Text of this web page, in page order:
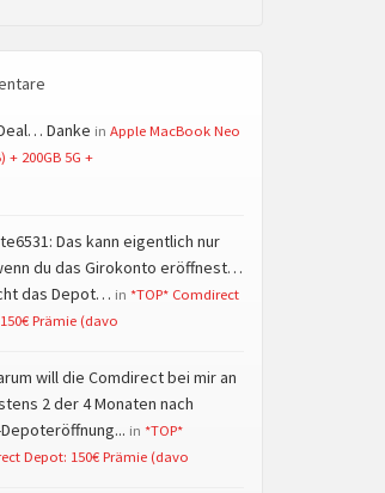
Danke in Apple MacBook Neo
+ 200GB 5G +
Das kann eigentlich nur
du das Girokonto eröffnest…
das Depot… in *TOP* Comdirect
Prämie (davo
will die Comdirect bei mir an
2 der 4 Monaten nach
in *TOP*
Depot: 150€ Prämie (davo